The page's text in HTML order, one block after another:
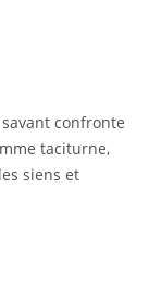
confronte
taciturne,
siens et